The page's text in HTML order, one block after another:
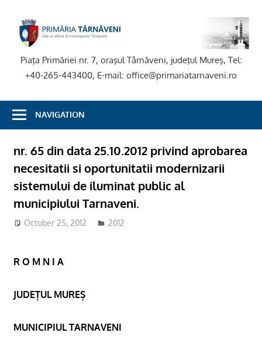
content
Piaţa Primăriei nr. 7, oraşul Târnăveni, judeţul Mureş, Tel:
+40-265-443400, E-mail: office@primariatarnaveni.ro
NAVIGATION
nr. 65 din data 25.10.2012 privind aprobarea
necesitatii si oportunitatii modernizarii
sistemului de iluminat public al
municipiului Tarnaveni.
October 25, 2012 2012
R O M N I A
JUDEȚUL MUREȘ
MUNICIPIUL TARNAVENI